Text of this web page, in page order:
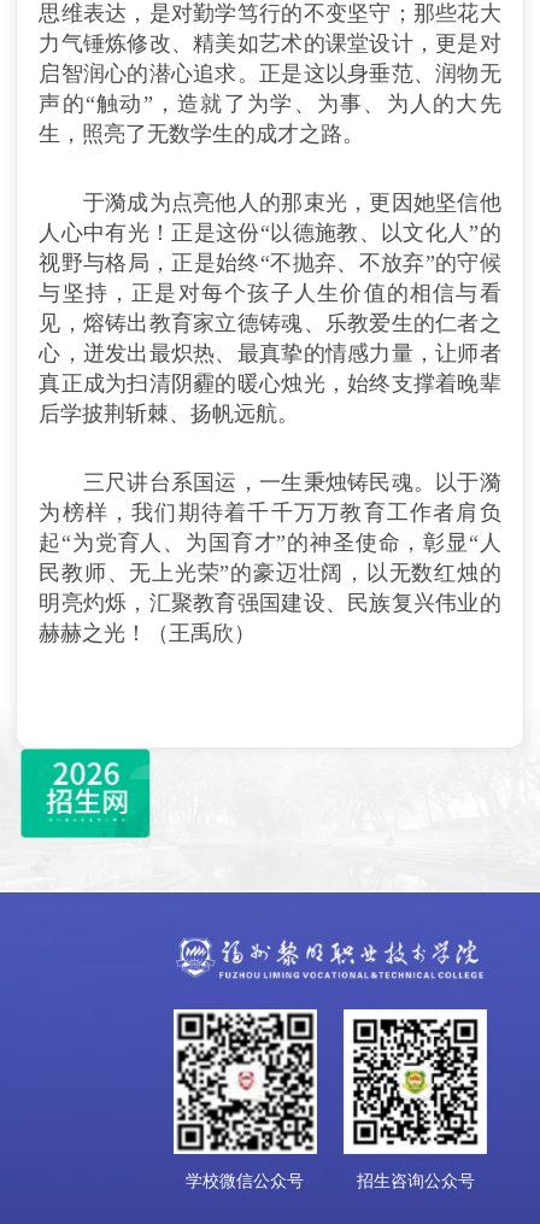
思维表达，是对勤学笃行的不变坚守；那些花大
力气锤炼修改、精美如艺术的课堂设计，更是对
启智润心的潜心追求。正是这以身垂范、润物无
声的“触动”，造就了为学、为事、为人的大先
生，照亮了无数学生的成才之路。
于漪成为点亮他人的那束光，更因她坚信他
人心中有光！正是这份“以德施教、以文化人”的
视野与格局，正是始终“不抛弃、不放弃”的守候
与坚持，正是对每个孩子人生价值的相信与看
见，熔铸出教育家立德铸魂、乐教爱生的仁者之
心，迸发出最炽热、最真挚的情感力量，让师者
真正成为扫清阴霾的暖心烛光，始终支撑着晚辈
后学披荆斩棘、扬帆远航。
三尺讲台系国运，一生秉烛铸民魂。以于漪
为榜样，我们期待着千千万万教育工作者肩负
起“为党育人、为国育才”的神圣使命，彰显“人
民教师、无上光荣”的豪迈壮阔，以无数红烛的
明亮灼烁，汇聚教育强国建设、民族复兴伟业的
赫赫之光！（王禹欣）
学校微信公众号 招生咨询公众号